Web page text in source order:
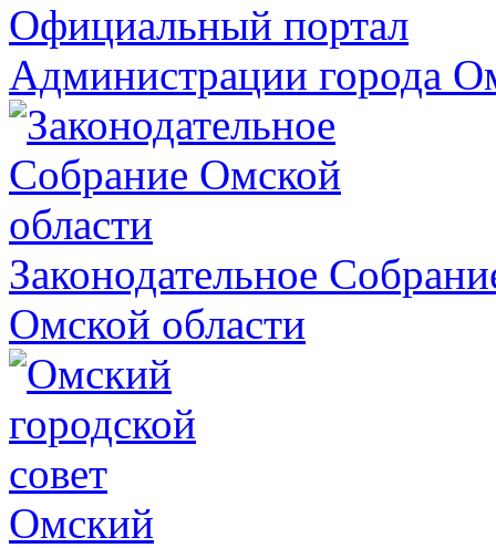
Официальный портал
Администрации города
Законодательное
Омской области
Омский